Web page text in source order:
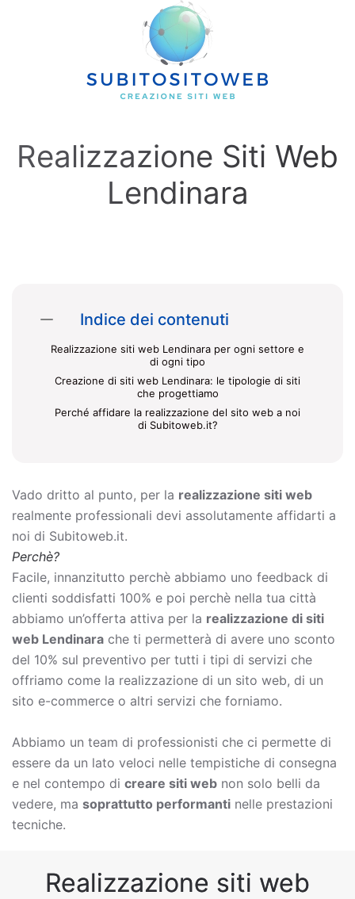
Skip to main content
Realizzazione Siti Web
Lendinara
Indice dei contenuti
Realizzazione siti web Lendinara per ogni settore e
di ogni tipo
Creazione di siti web Lendinara: le tipologie di siti
che progettiamo
Perché affidare la realizzazione del sito web a noi
di Subitoweb.it?
Vado dritto al punto, per la realizzazione siti web
realmente professionali devi assolutamente affidarti a
noi di Subitoweb.it.
Perchè?
Facile, innanzitutto perchè abbiamo uno feedback di
clienti soddisfatti 100% e poi perchè nella tua città
abbiamo un’offerta attiva per la realizzazione di siti
web Lendinara che ti permetterà di avere uno sconto
del 10% sul preventivo per tutti i tipi di servizi che
offriamo come la realizzazione di un sito web, di un
sito e-commerce o altri servizi che forniamo.
Abbiamo un team di professionisti che ci permette di
essere da un lato veloci nelle tempistiche di consegna
e nel contempo di creare siti web non solo belli da
vedere, ma soprattutto performanti nelle prestazioni
tecniche.
Realizzazione siti web